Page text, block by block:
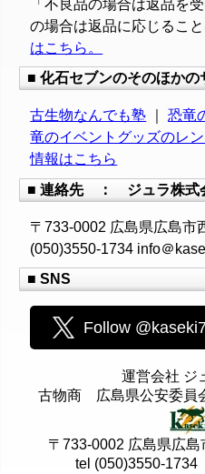
「不良品の場合は返品を
の場合は返品に応じるこ
はこちら。
■ 化石セブンのそのほかの
古生物なんでも塾 ｜恐竜
竜のイベントグッズのレ
情報はこちら
■ 連絡先 ： ジュラ株式
〒733-0002 広島県広島市
(050)3550-1734 info＠
■ SNS
Follow
運営会社 ジ
古物商 広島県公安委員
〒733-0002 広島県広
tel (050)3550-